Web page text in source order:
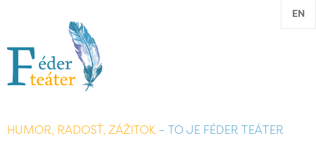
EN
HUMOR, RADOSŤ, ZÁŽITOK – TO JE FÉDER TEÁTER